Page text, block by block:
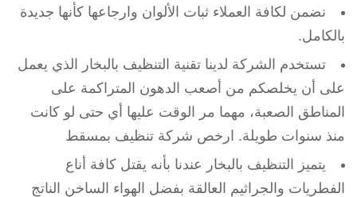
نضمن لكافة العملاء ثبات الألوان وارجاعها كأنها جديدة
بالكامل.
تستخدم الشركة لدينا تقنية التنظيف بالبخار الذي يعمل
على أن يخلصكم من أصعب الدهون المتراكمة على
المناطق الصعبة، مهما مر الوقت عليها أي حتى لو كانت
منذ سنوات طويلة. ارخص شركة تنظيف بمسقط
يتميز التنظيف بالبخار عندنا بأنه يقتل كافة أناع
الفطريات والجراثيم العالقة بفضل الهواء الساخن الناتج